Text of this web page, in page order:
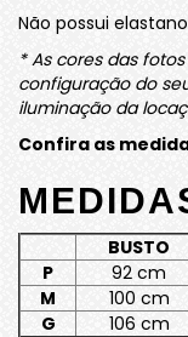
Não possui elastano
* As cores das
configuração do
iluminação da
Confira as
BUSTO
P
92 cm
M
100 cm
G
106 cm